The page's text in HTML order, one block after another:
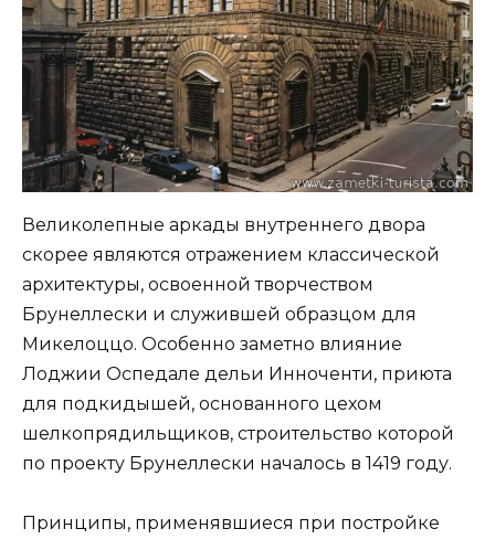
Великолепные аркады внутреннего двора
скорее являются отражением классической
архитектуры, освоенной творчеством
Брунеллески и служившей образцом для
Микелоццо. Особенно заметно влияние
Лоджии Оспедале дельи Инноченти, приюта
для подкидышей, основанного цехом
шелкопрядильщиков, строительство которой
по проекту Брунеллески началось в 1419 году.
Принципы, применявшиеся при постройке